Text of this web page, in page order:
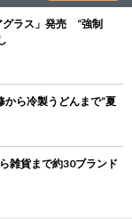
グラス」発売 “強制
ら冷製うどんまで“夏
雑貨まで約30ブランド